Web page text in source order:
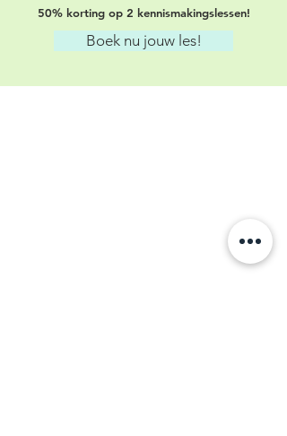
50% korting op 2 kennismakingslessen!
Boek nu jouw les!